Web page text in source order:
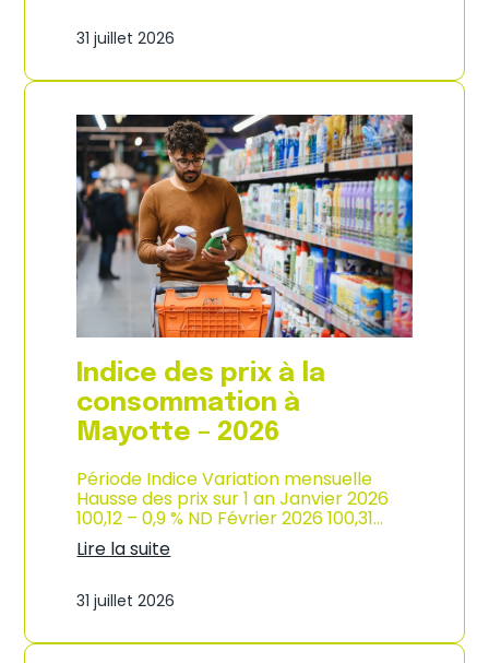
m
p
r
t
a
t
i
o
n
d
e
l
’
i
n
d
u
s
t
r
i
–
2
0
6
n
i
e
d
e
s
r
i
x
à
l
a
c
o
n
s
o
m
a
t
i
n
n
M
31 juillet 2026
Indice des prix à la
consommation à
Mayotte – 2026
Période Indice Variation mensuelle
Hausse des prix sur 1 an Janvier 2026
100,12 – 0,9 % ND Février 2026 100,31…
Lire la suite
n
i
31 juillet 2026